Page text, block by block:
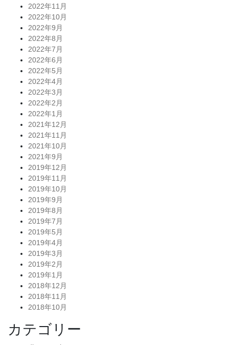
2022年11月
2022年10月
2022年9月
2022年8月
2022年7月
2022年6月
2022年5月
2022年4月
2022年3月
2022年2月
2022年1月
2021年12月
2021年11月
2021年10月
2021年9月
2019年12月
2019年11月
2019年10月
2019年9月
2019年8月
2019年7月
2019年5月
2019年4月
2019年3月
2019年2月
2019年1月
2018年12月
2018年11月
2018年10月
カテゴリー